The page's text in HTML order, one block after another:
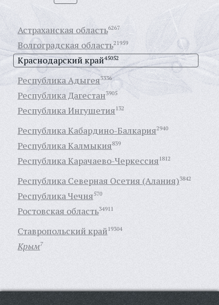
Астраханская область6267
Волгоградская область21959
Краснодарский край45052
Республика Адыгея3336
Республика Дагестан3905
Республика Ингушетия132
Республика Кабардино-Балкария2940
Республика Калмыкия839
Республика Карачаево-Черкессия1812
Республика Северная Осетия (Алания)3842
Республика Чечня570
Ростовская область34911
Ставропольский край19304
Крым7